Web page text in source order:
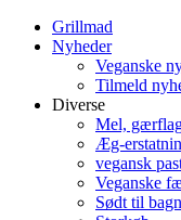
Grillmad
Nyheder
Veganske
Tilmeld
Diverse
Mel,
Æg-
vegansk
Veganske
Sødt til